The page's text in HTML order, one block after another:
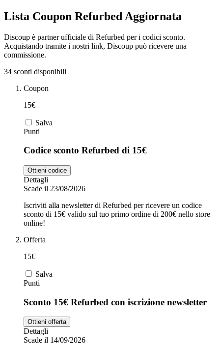
Samsung
Fineco
Zooplus
Alpitour
Privé by
Zalando
adidas
Unieuro
Profumi
Trasporti
Auto e Moto
Scarpe
Lista Coupon Refurbed Aggiornata
Discoup è partner ufficiale di Refurbed per i codici sconto.
Acquistando tramite i nostri link, Discoup può ricevere una
commissione.
34 sconti disponibili
Coupon
15€
Salva
Punti
Codice sconto Refurbed di 15€
Ottieni codice
Dettagli
Scade il 23/08/2026
Iscriviti alla newsletter di Refurbed per ricevere un codice
sconto di 15€ valido sul tuo primo ordine di 200€ nello store
online!
Offerta
15€
Salva
Punti
Sconto 15€ Refurbed con iscrizione newsletter
Ottieni offerta
Dettagli
Scade il 14/09/2026